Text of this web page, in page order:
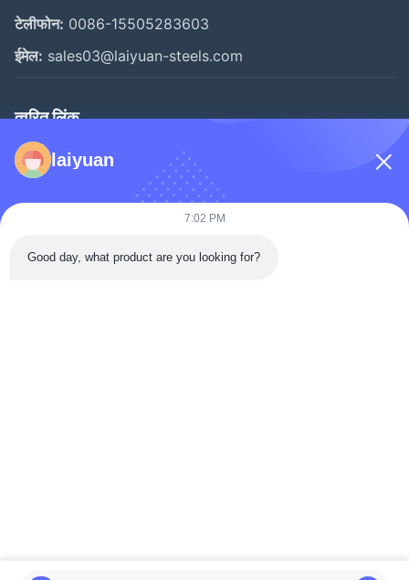
टेलीफोन: 0086-15505283603
ईमेल: sales03@laiyuan-steels.com
त्वरित लिंक
घर
हमारे बारे में
laiyuan
7:02 PM
Good day, what product are you looking for?